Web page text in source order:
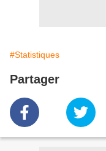
#Statistiques
Partager